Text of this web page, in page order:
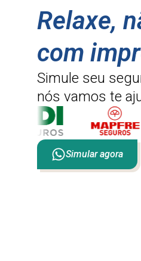
Relaxe,
com
Simule seu
nós vamos te
Simular agora